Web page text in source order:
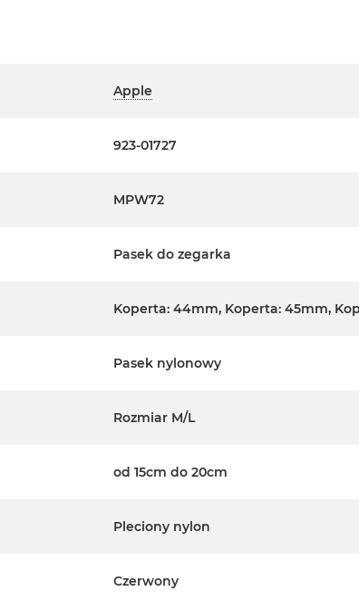
Apple
923-01727
MPW72
Pasek do zegarka
Koperta: 44mm, Koperta: 45mm,
Pasek nylonowy
Rozmiar M/L
od 15cm do 20cm
Pleciony nylon
Czerwony